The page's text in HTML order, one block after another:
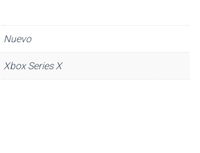
Nuevo
Xbox Series X